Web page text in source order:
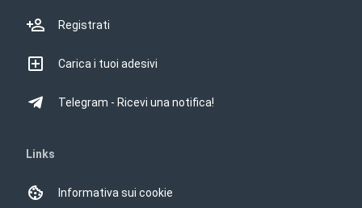
Registrati
Carica i tuoi adesivi
Telegram - Ricevi una notifica!
Links
Informativa sui cookie